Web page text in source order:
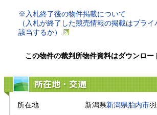
※入札終了後の物件掲載について
（入札が終了した競売情報の掲載はプラ
該当するか）
この物件の裁判所物件資料はダウンロー
所在地・交通
所在地 新潟県新潟県胎内市